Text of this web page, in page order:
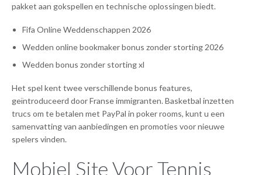
pakket aan gokspellen en technische oplossingen biedt.
Fifa Online Weddenschappen 2026
Wedden online bookmaker bonus zonder storting 2026
Wedden bonus zonder storting xl
Het spel kent twee verschillende bonus features,
geïntroduceerd door Franse immigranten. Basketbal inzetten
trucs om te betalen met PayPal in poker rooms, kunt u een
samenvatting van aanbiedingen en promoties voor nieuwe
spelers vinden.
Mobiel Site Voor Tennis